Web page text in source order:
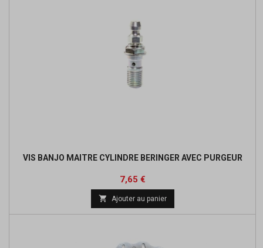
VIS BANJO MAITRE CYLINDRE BERINGER AVEC PURGEUR
Prix
7,65 €Prix
base
 Ajouter au panier